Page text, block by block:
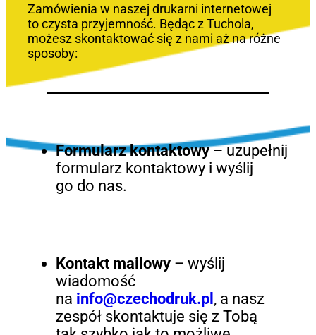
Zamówienia w naszej drukarni internetowej
to czysta przyjemność. Będąc z Tuchola,
możesz skontaktować się z nami aż na różne
sposoby:
Formularz kontaktowy– uzupełnij
formularz kontaktowy i wyślij
go do nas.
Kontakt mailowy– wyślij
wiadomość
na info@czechodruk.pl , a nasz
zespół skontaktuje się z Tobą